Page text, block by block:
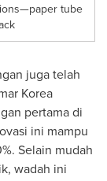
tube
juga telah
Korea
pertama di
ini mampu
Selain mudah
wadah ini